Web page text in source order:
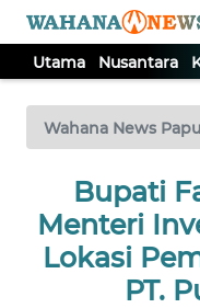
Utama Nusantara
Wahana News
Bupati
Menteri
Lokasi
PT.
TV
Tutup
UTAMA
NUSANTARA